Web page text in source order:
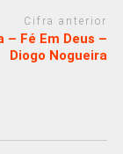
Cifra anterior
– Fé Em Deus –
Diogo Nogueira